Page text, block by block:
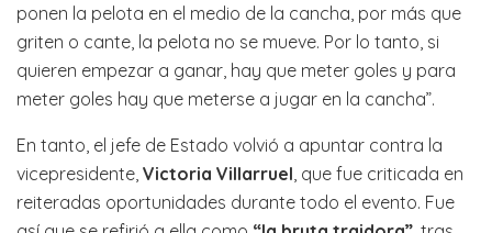
ponen la pelota en el medio de la cancha, por más que
griten o cante, la pelota no se mueve. Por lo tanto, si
quieren empezar a ganar, hay que meter goles y para
meter goles hay que meterse a jugar en la cancha”.
En tanto, el jefe de Estado volvió a apuntar contra la
vicepresidente, Victoria Villarruel , que fue criticada en
reiteradas oportunidades durante todo el evento. Fue